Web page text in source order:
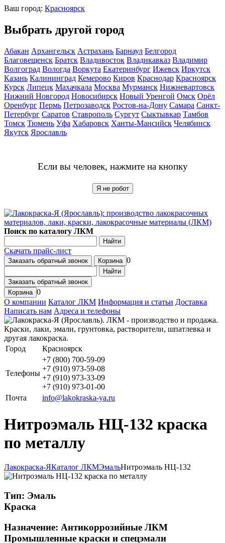
Ваш город: Красноярск
Выбрать другой город
Абакан Архангельск Астрахань Барнаул Белгород
Благовещенск Братск Владивосток Владикавказ Владимир
Волгоград Вологда Воркута Екатеринбург Ижевск Иркутск
Казань Калининград Кемерово Киров Краснодар Красноярск
Курск Липецк Махачкала Москва Мурманск Нижневартовск
Нижний Новгород Новосибирск Новый Уренгой Омск Орёл
Оренбург Пермь Петрозаводск Ростов-на-Дону Самара Санкт-
Петербург Саратов Ставрополь Сургут Сыктывкар Тамбов
Томск Тюмень Уфа Хабаровск Ханты-Мансийск Челябинск
Якутск Ярославль
Если вы человек, нажмите на кнопку
Я не робот
Поиск по каталогу ЛКМ
Найти
Скачать прайс-лист
Заказать обратный звонок Корзина 0
Найти
Заказать обратный звонок
Корзина 0
О компании Каталог ЛКМ Информация и статьи Доставка
Написать нам Адреса и телефоны
Город Красноярск
Телефоны
+7 (800) 700-59-09
+7 (910) 973-59-08
+7 (910) 973-33-09
+7 (910) 973-01-00
Почта
info@lakokraska-ya.ru
Нитроэмаль НЦ-132 краска
по металлу
Лакокраска-ЯКаталог ЛКМЭмальНитроэмаль НЦ-132
Тип: Эмаль
Краска
Назначение: Антикоррозийные ЛКМ
Промышленные краски и спецэмали